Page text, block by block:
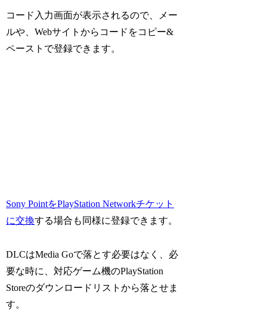
コード入力画面が表示されるので、メー
ルや、Webサイトからコードをコピー&
ペーストで登録できます。
Sony PointをPlayStation Networkチケット
に交換する場合も同様に登録できます。
DLCはMedia Goで落とす必要はなく、必
要な時に、対応ゲーム機のPlayStation
Storeのダウンロードリストから落とせま
す。